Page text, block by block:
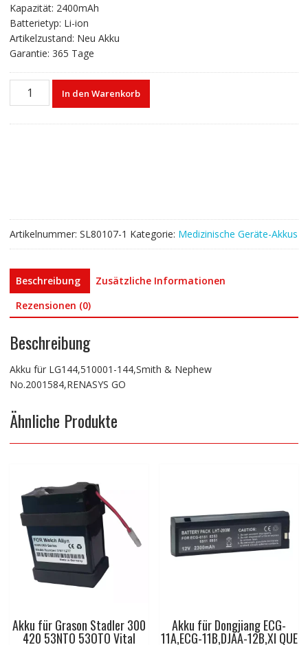
Kapazität: 2400mAh
Batterietyp: Li-ion
Artikelzustand: Neu Akku
Garantie: 365 Tage
Akku
In den Warenkorb
Artikelnummer: SL80107-1 Kategorie: Medizinische Geräte-Akkus
Beschreibung
Zusätzliche Informationen
Rezensionen (0)
Beschreibung
Akku für LG144,510001-144,Smith & Nephew
No.2001584,RENASYS GO
Ähnliche Produkte
Akku für Grason Stadler 300
420 53NTO 53OTO Vital
Akku für Dongjiang ECG-
11A,ECG-11B,DJAA-12B,XI QUE